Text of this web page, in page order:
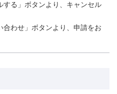
る」ボタンより、キャンセル
わせ」ボタンより、申請をお